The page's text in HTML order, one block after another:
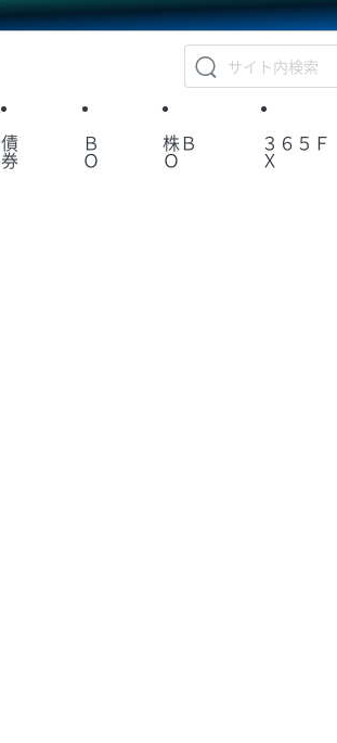
債
券
Ｂ
Ｏ
株Ｂ
Ｏ
３６５Ｆ
Ｘ